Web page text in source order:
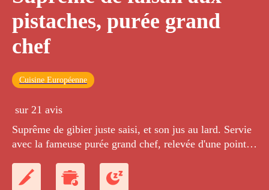
pistaches, purée grand
chef
Cuisine Européenne
sur 21 avis
Suprême de gibier juste saisi, et son jus au lard. Servie
avec la fameuse purée grand chef, relevée d'une pointe